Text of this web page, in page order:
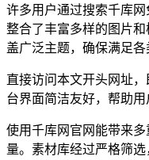
许多用户通过搜索千库
整合了丰富多样的图片
盖广泛主题，确保满足各
直接访问本文开头网址
台界面简洁友好，帮助用
使用千库网官网能带来
量。素材库经过严格筛